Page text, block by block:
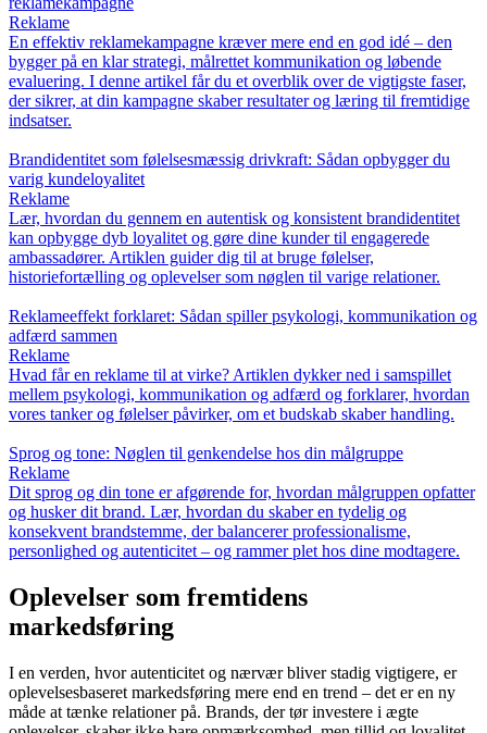
Reklame
En effektiv reklamekampagne kræver mere end en god idé – den
bygger på en klar strategi, målrettet kommunikation og løbende
evaluering. I denne artikel får du et overblik over de vigtigste faser,
der sikrer, at din kampagne skaber resultater og læring til fremtidige
indsatser.
Brandidentitet som følelsesmæssig drivkraft: Sådan opbygger du
varig kundeloyalitet
Reklame
Lær, hvordan du gennem en autentisk og konsistent brandidentitet
kan opbygge dyb loyalitet og gøre dine kunder til engagerede
ambassadører. Artiklen guider dig til at bruge følelser,
historiefortælling og oplevelser som nøglen til varige relationer.
Reklameeffekt forklaret: Sådan spiller psykologi, kommunikation og
adfærd sammen
Reklame
Hvad får en reklame til at virke? Artiklen dykker ned i samspillet
mellem psykologi, kommunikation og adfærd og forklarer, hvordan
vores tanker og følelser påvirker, om et budskab skaber handling.
Sprog og tone: Nøglen til genkendelse hos din målgruppe
Reklame
Dit sprog og din tone er afgørende for, hvordan målgruppen opfatter
og husker dit brand. Lær, hvordan du skaber en tydelig og
konsekvent brandstemme, der balancerer professionalisme,
personlighed og autenticitet – og rammer plet hos dine modtagere.
Oplevelser som fremtidens
markedsføring
I en verden, hvor autenticitet og nærvær bliver stadig vigtigere, er
oplevelsesbaseret markedsføring mere end en trend – det er en ny
måde at tænke relationer på. Brands, der tør investere i ægte